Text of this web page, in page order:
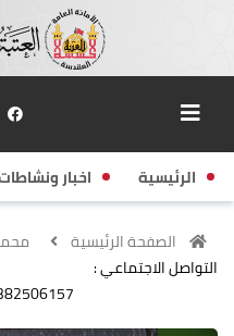
الرئيسية اخبار
الصفحة الرئيسية
التواصل الاجتماعي :